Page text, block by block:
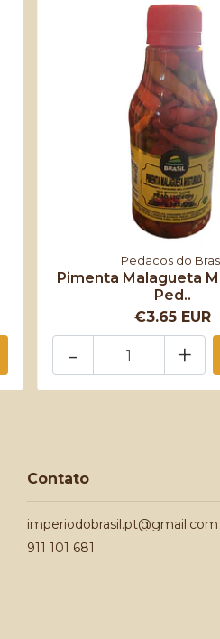
Pedacos do
Pimenta Malagueta
Ped..
€3.65 EUR
+
-
Contato
imperiodobrasil.pt@gmail.com
911 101 681